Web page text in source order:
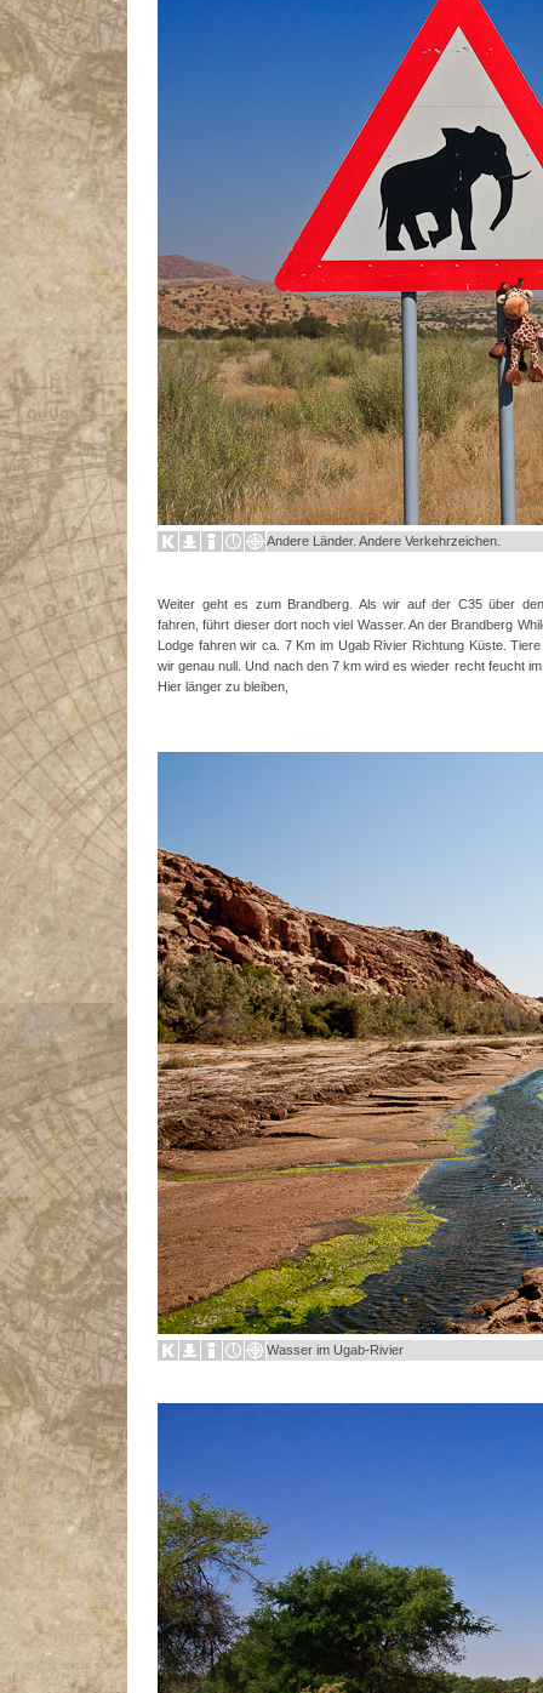
Andere Länder. Andere Verkehrzeichen.
Weiter geht es zum Brandberg. Als wir auf der C35 über
fahren, führt dieser dort noch viel Wasser. An der Brandberg
Lodge fahren wir ca. 7 Km im Ugab Rivier Richtung Küste.
wir genau null. Und nach den 7 km wird es wieder recht feucht
Hier länger zu bleiben,
Wasser im Ugab-Rivier